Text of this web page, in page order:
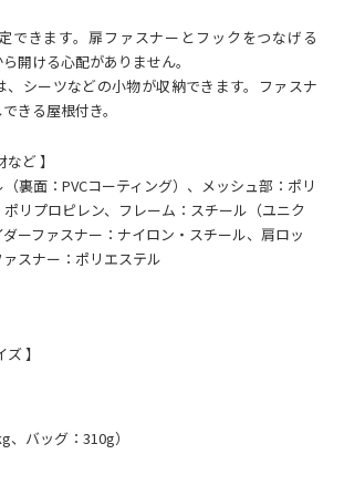
できます。扉ファスナーとフックをつなげる
開ける心配がありません。
、シーツなどの小物が収納できます。ファスナ
きる屋根付き。
ど 】
裏面：PVCコーティング）、メッシュ部：ポリ
リプロピレン、フレーム：スチール（ユニク
ーファスナー：ナイロン・スチール、肩ロッ
スナー：ポリエステル
】
、バッグ：310g）